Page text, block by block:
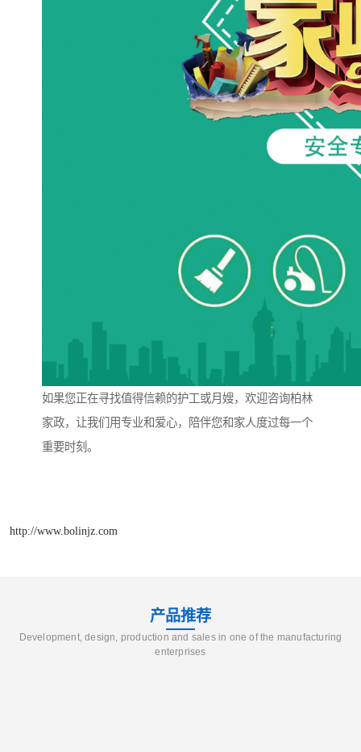
如果您正在寻找值得信赖的护工或月嫂，欢迎咨询柏林
家政，让我们用专业和爱心，陪伴您和家人度过每一个
重要时刻。
http://www.bolinjz.com
产品推荐
Development, design, production and sales in one of the manufacturing
enterprises